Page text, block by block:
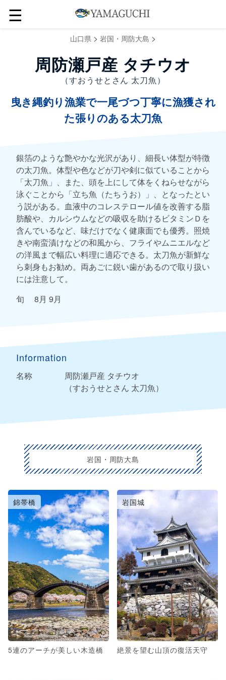
☰
山口県 > 岩国・周防大島 >
周防瀬戸産 タチウオ
（すおうせとさん 太刀魚）
曳き縄釣り漁業で一尾づつ丁寧に漁獲され
た張りのある太刀魚
銀箔のような艶やかな光沢があり、細長い体型が特徴
の太刀魚。体型や色などが刀や剣に似ていることから
「太刀魚」、また、頭を上にして体をくねらせながら
泳ぐことから「立ち魚（たちうお）」、となったとい
う説がある。血液中のコレステロール値を改善する脂
肪酸や、カルシウムなどの吸収を助けるビタミンＤを
含んでいるなど、味だけでなく健康面でも優秀。照焼
きや南蛮漬けなどの和風から、フライやムニエルなど
の洋風まで幅広い料理に適応できる。太刀魚が新鮮な
ら刺身もお勧め。両あごに鋭い歯があるので取り扱い
には注意して。
旬 8月 9月
Information
名称
周防瀬戸産 タチウオ
（すおうせとさん 太刀魚）
岩国・周防大島
錦帯橋
5連のアーチが美しい木造橋
岩国城
絶景を望む山頂の復活天守